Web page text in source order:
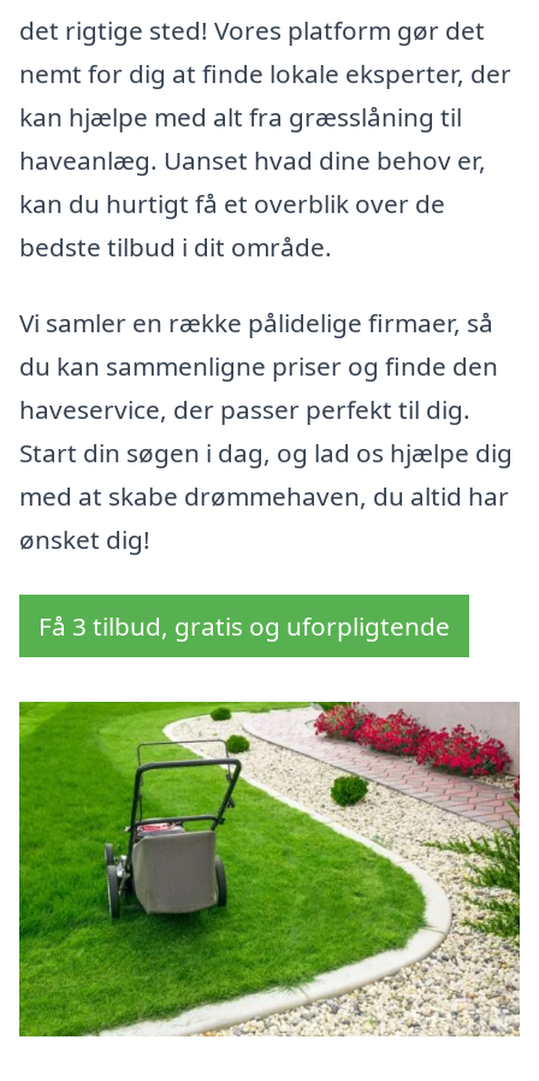
det rigtige sted! Vores platform gør det
nemt for dig at finde lokale eksperter, der
kan hjælpe med alt fra græsslåning til
haveanlæg. Uanset hvad dine behov er,
kan du hurtigt få et overblik over de
bedste tilbud i dit område.
Vi samler en række pålidelige firmaer, så
du kan sammenligne priser og finde den
haveservice, der passer perfekt til dig.
Start din søgen i dag, og lad os hjælpe dig
med at skabe drømmehaven, du altid har
ønsket dig!
Få 3 tilbud, gratis og uforpligtende